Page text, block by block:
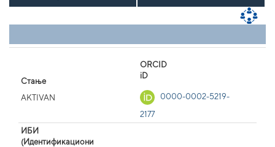
Стање
AKTIVAN
ORCID
iD
0000-0002-5219-
2177
ИБИ
(Идентификациони